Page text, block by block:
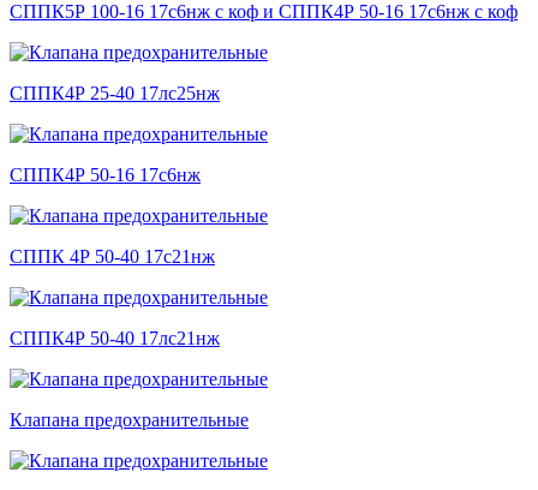
СППК5Р 100-16 17с6нж с коф и СППК4Р 50-16 17с6нж с коф
СППК4Р 25-40 17лс25нж
СППК4Р 50-16 17с6нж
СППК 4Р 50-40 17с21нж
СППК4Р 50-40 17лс21нж
Клапана предохранительные